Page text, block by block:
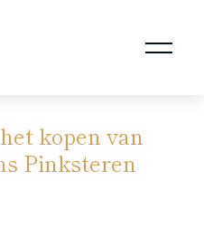
kopen van
Pinksteren